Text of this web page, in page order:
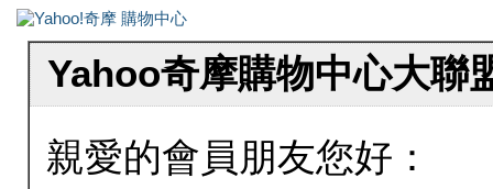
Yahoo奇摩購物中心大聯
親愛的會員朋友您好：